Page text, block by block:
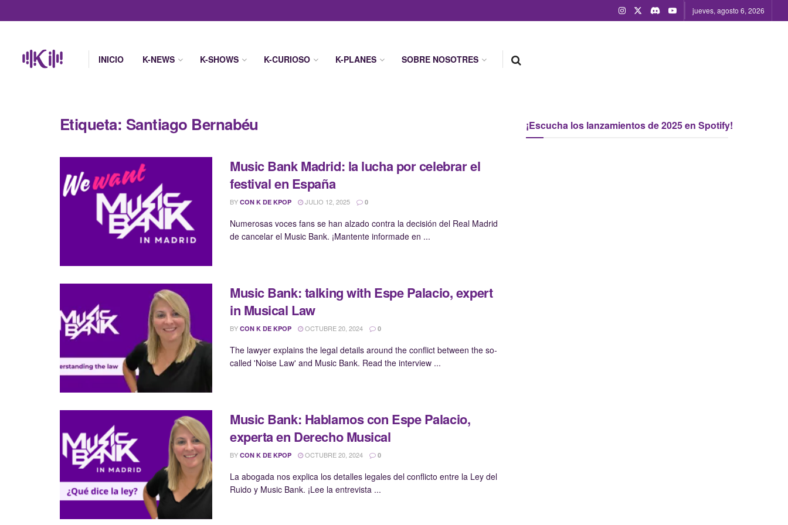
jueves, agosto 6, 2026
INICIO K-NEWS K-SHOWS K-CURIOSO K-PLANES SOBRE NOSOTRES
Etiqueta: Santiago Bernabéu
Music Bank Madrid: la lucha por celebrar el
festival en España
BY CON K DE KPOP JULIO 12, 2025 0
Numerosas voces fans se han alzado contra la decisión del Real Madrid
de cancelar el Music Bank. ¡Mantente informade en ...
Music Bank: talking with Espe Palacio, expert
in Musical Law
BY CON K DE KPOP OCTUBRE 20, 2024 0
The lawyer explains the legal details around the conflict between the so-
called 'Noise Law' and Music Bank. Read the interview ...
Music Bank: Hablamos con Espe Palacio,
experta en Derecho Musical
BY CON K DE KPOP OCTUBRE 20, 2024 0
La abogada nos explica los detalles legales del conflicto entre la Ley del
Ruido y Music Bank. ¡Lee la entrevista ...
¡Escucha los lanzamientos de 2025 en Spotify!